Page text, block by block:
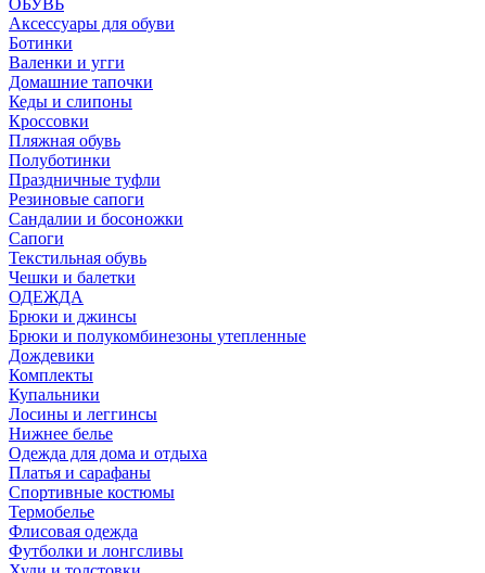
ОБУВЬ
Аксессуары для обуви
Ботинки
Валенки и угги
Домашние тапочки
Кеды и слипоны
Кроссовки
Пляжная обувь
Полуботинки
Праздничные туфли
Резиновые сапоги
Сандалии и босоножки
Сапоги
Текстильная обувь
Чешки и балетки
ОДЕЖДА
Брюки и джинсы
Брюки и полукомбинезоны утепленные
Дождевики
Комплекты
Купальники
Лосины и леггинсы
Нижнее белье
Одежда для дома и отдыха
Платья и сарафаны
Спортивные костюмы
Термобелье
Флисовая одежда
Футболки и лонгсливы